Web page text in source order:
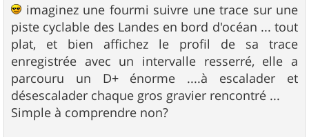
imaginez une fourmi suivre une trace sur une
piste cyclable des Landes en bord d'océan ... tout
plat, et bien affichez le profil de sa trace
enregistrée avec un intervalle resserré, elle a
parcouru un D+ énorme ....à escalader et
désescalader chaque gros gravier rencontré ...
Simple à comprendre non?